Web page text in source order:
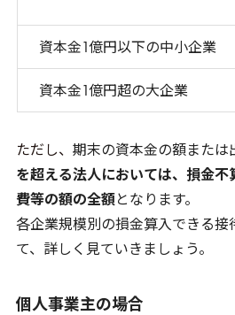
資本金 1億円以下の中小企業
資本金 1億円超の大企業
ただし、 期末の資本金の額または
を超える法人においては、損金不
費等の額の全額となります。
各企業規模別の損金算入できる接
て、詳しく見ていきましょう。
個人事業主の場合